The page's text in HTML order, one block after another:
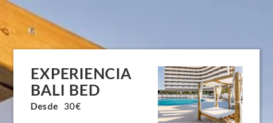
EXPERIENCIA
BALI BED
Desde 30€